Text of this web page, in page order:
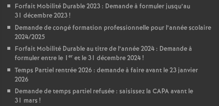
Forfait Mobilité Durable 2023 : Demande à formuler jusqu’au
31 décembre 2023!
Demande de congé formation professionnelle pour l’année scolaire
2024/2025
Forfait Mobilité Durable au titre de l’année 2024 : Demande à
formuler entre le 1 er et le 31 décembre 2024!
Temps Partiel rentrée 2026 : demande à faire avant le 23 janvier
2026
Demande de temps partiel refusée : saisissez la CAPA avant le
31 mars !